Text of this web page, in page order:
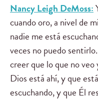
Nancy Leigh DeMoss:
cuando oro, a nivel de
nadie me está
veces no puedo
creer que lo que no
Dios está ahí, y que
escuchando, y que Él